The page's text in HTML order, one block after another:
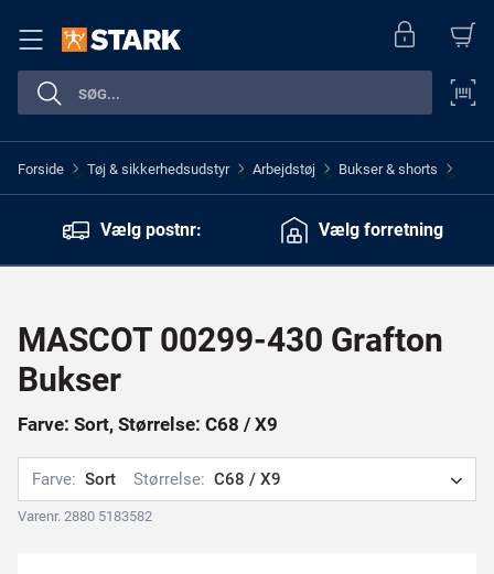
Forside > Tøj & sikkerhedsudstyr > Arbejdstøj > Bukser & shorts >
Vælg postnr: Vælg forretning
MASCOT 00299-430 Grafton
Bukser
Farve: Sort, Størrelse: C68 / X9
Farve: Sort Størrelse: C68 / X9
Varenr. 2880 5183582